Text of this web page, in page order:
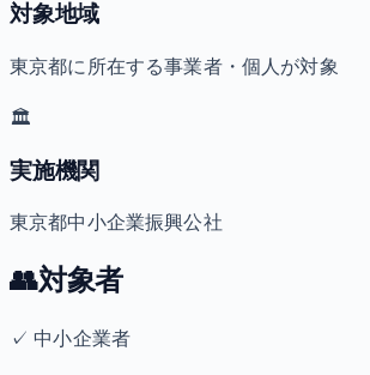
対象地域
東京都に所在する事業者・個人が対象
🏛️
実施機関
東京都中小企業振興公社
👥対象者
✓ 中小企業者